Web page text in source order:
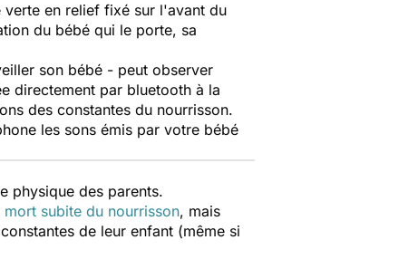
en relief fixé sur l'avant du
du bébé qui le porte, sa
son bébé - peut observer
directement par bluetooth à la
des constantes du nourrisson.
les sons émis par votre bébé
physique des parents.
mort subite du nourrisson, mais
de leur enfant (même si